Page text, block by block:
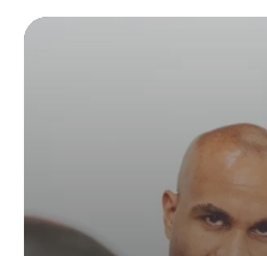
ceinture qui